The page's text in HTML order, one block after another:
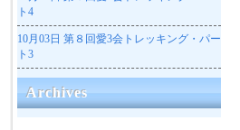
ト4
10月03日 第８回愛3会トレッキング・パー
ト3
Archives